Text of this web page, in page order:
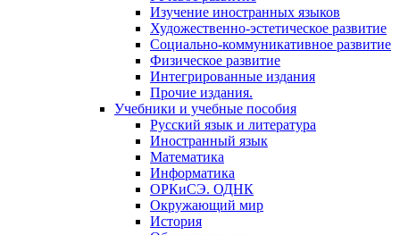
Изучение иностранных языков
Художественно-эстетическое развитие
Социально-коммуникативное развитие
Физическое развитие
Интегрированные издания
Прочие издания.
Учебники и учебные пособия
Русский язык и литература
Иностранный язык
Математика
Информатика
ОРКиСЭ. ОДНК
Окружающий мир
История